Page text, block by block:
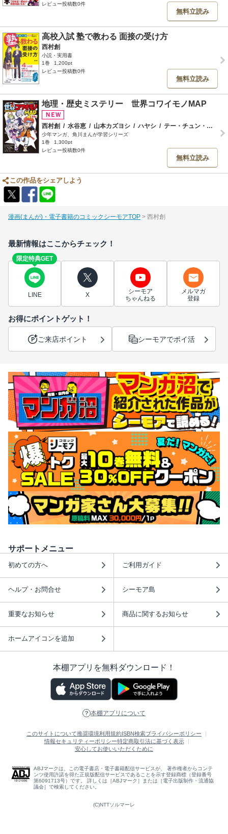
レビュー投稿数0件
無料立読み
高校入試 塾で教わる 面接の受け方
西村創
小説・実用書
1巻
1,200pt
レビュー投稿数0件
無料立読み
地理・歴史ミステリー 世界コワイモノMAP
西村創 / 水谷恵 / 山本カズヨシ / ハヤシ / テー・チュン・ハウ
少年マンガ、角川まんが学習シリーズ
1巻
1,300pt
レビュー投稿数0件
無料立読み
この作品をシェアしよう
漫画(まんが)・電子書籍のコミックシーモアTOP 西村創
最新情報はここからチェック！
限定特典GET
LINE X
シーモア
ちゃんねる
メルマガ
登録
お得にポイントゲット！
ご来店ポイント シーモアでポイ活
サポートメニュー
初めての方へ ご利用ガイド
ヘルプ・お問合せ シーモア島
重要なお知らせ 商品に関するお知らせ
ホームアイコンを追加
本棚アプリを無料ダウンロード！
本棚アプリについて
このサイトについて推奨環境利用規約 ISBN検索プライバシーポリシー
情報セキュリティーポリシー特定商取引法に基づく表示
安心してお使いいただくために
ABJマークは、この電子書店・電子書籍配信サービスが、 著作権者からコンテ
ンツ使用許諾を得た正規版配信サービスであることを示す登録商標（登録番号
第6091713号）です。 詳しくは［ABJマーク］または［電子出版制作・流通協
議会］で検索してください。
(C)NTTソルマーレ